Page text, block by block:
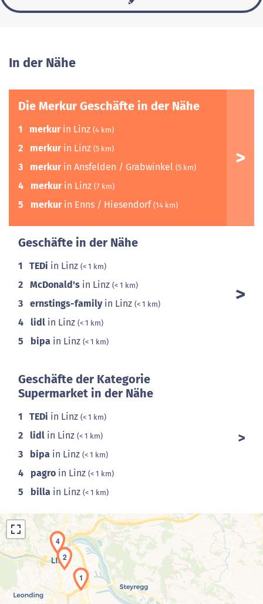
In der Nähe
Die Merkur Geschäfte in der Nähe
1 merkurin Linz (4 km)
2 merkurin Linz (5 km)
3 merkurin Ansfelden / Grabwinkel (5 km)
4 merkurin Linz (7 km)
5 merkurin Enns / Hiesendorf (14 km)
Geschäfte in der Nähe
1 TEDi in Linz (< 1 km)
2 McDonald's in Linz (< 1 km)
3 ernstings-familyin Linz (< 1 km)
4 lidl in Linz (< 1 km)
5 bipa in Linz (< 1 km)
Geschäfte der Kategorie
Supermarket in der Nähe
1 TEDi in Linz (< 1 km)
2 lidl in Linz (< 1 km)
3 bipa in Linz (< 1 km)
4 pagro in Linz (< 1 km)
5 billa in Linz (< 1 km)
1
2
4